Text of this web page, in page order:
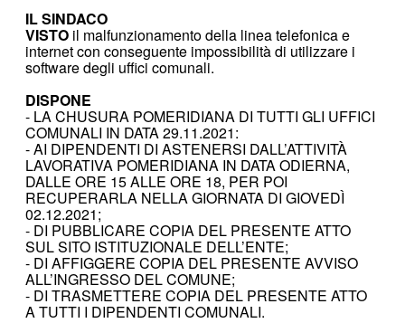
IL SINDACO
VISTO il malfunzionamento della linea telefonica e
internet con conseguente impossibilità di utilizzare i
software degli uffici comunali.
DISPONE
- LA CHUSURA POMERIDIANA DI TUTTI GLI UFFICI
COMUNALI IN DATA 29.11.2021:
- AI DIPENDENTI DI ASTENERSI DALL’ATTIVITÀ
LAVORATIVA POMERIDIANA IN DATA ODIERNA,
DALLE ORE 15 ALLE ORE 18, PER POI
RECUPERARLA NELLA GIORNATA DI GIOVEDÌ
02.12.2021;
- DI PUBBLICARE COPIA DEL PRESENTE ATTO
SUL SITO ISTITUZIONALE DELL’ENTE;
- DI AFFIGGERE COPIA DEL PRESENTE AVVISO
ALL’INGRESSO DEL COMUNE;
- DI TRASMETTERE COPIA DEL PRESENTE ATTO
A TUTTI I DIPENDENTI COMUNALI.